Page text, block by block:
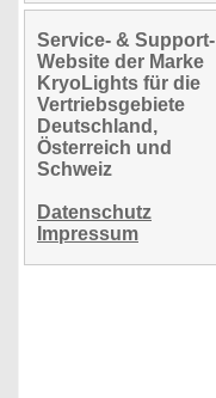
Service- & Support-
Website der Marke
KryoLights für die
Vertriebsgebiete
Deutschland,
Österreich und
Schweiz
Datenschutz
Impressum